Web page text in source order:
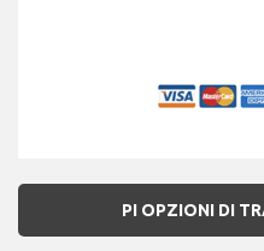
PI OPZIONI DI